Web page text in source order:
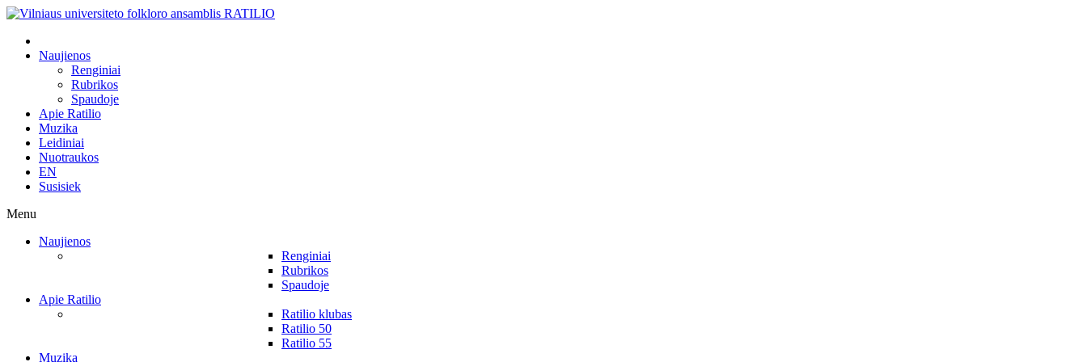
Naujienos
Renginiai
Rubrikos
Spaudoje
Apie Ratilio
Muzika
Leidiniai
Nuotraukos
EN
Susisiek
Menu
Naujienos
Renginiai
Rubrikos
Spaudoje
Apie Ratilio
Ratilio klubas
Ratilio 50
Ratilio 55
Muzika